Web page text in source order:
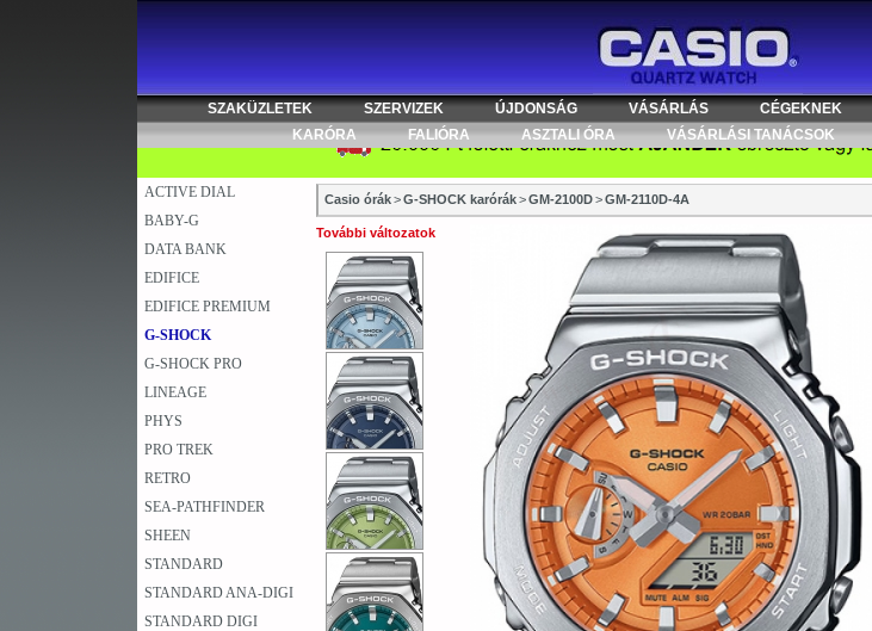
SZAKÜZLETEK SZERVIZEK ÚJDONSÁG VÁSÁRLÁS CÉGEKNEK
KARÓRA
FALIÓRA ASZTALI ÓRA VÁSÁRLÁSI TANÁCSOK
ACTIVE DIAL
BABY-G
DATA BANK
EDIFICE
EDIFICE PREMIUM
G-SHOCK
G-SHOCK PRO
LINEAGE
PHYS
PRO TREK
RETRO
SEA-PATHFINDER
SHEEN
STANDARD
STANDARD ANA-DIGI
STANDARD DIGI
Casio órák > G-SHOCK karórák > GM-2100D > GM-2110D-4A
További változatok